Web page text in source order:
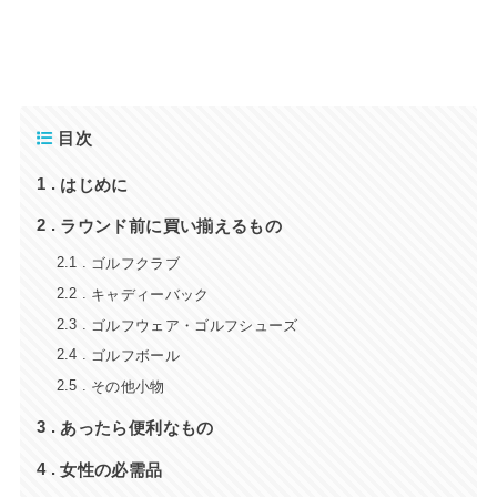
目次
1 はじめに
2 ラウンド前に買い揃えるもの
2.1 ゴルフクラブ
2.2 キャディーバック
2.3 ゴルフウェア・ゴルフシューズ
2.4 ゴルフボール
2.5 その他小物
3 あったら便利なもの
4 女性の必需品